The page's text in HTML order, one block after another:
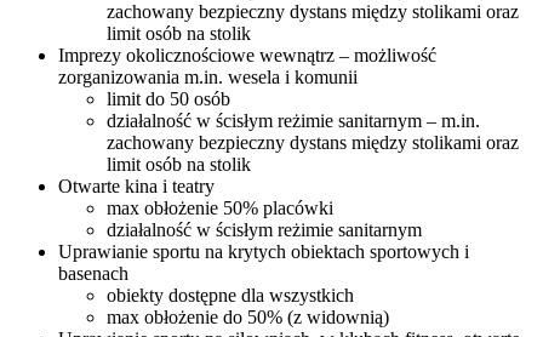
zachowany bezpieczny dystans między stolikami oraz
limit osób na stolik
Imprezy okolicznościowe wewnątrz – możliwość
zorganizowania m.in. wesela i komunii
limit do 50 osób
działalność w ścisłym reżimie sanitarnym – m.in.
zachowany bezpieczny dystans między stolikami oraz
limit osób na stolik
Otwarte kina i teatry
max obłożenie 50% placówki
działalność w ścisłym reżimie sanitarnym
Uprawianie sportu na krytych obiektach sportowych i
basenach
obiekty dostępne dla wszystkich
max obłożenie do 50% (z widownią)